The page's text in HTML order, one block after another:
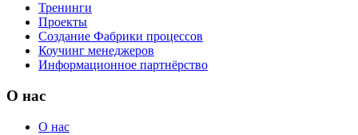
Тренинги
Проекты
Создание Фабрики процессов
Коучинг менеджеров
Информационное партнёрство
О нас
О нас